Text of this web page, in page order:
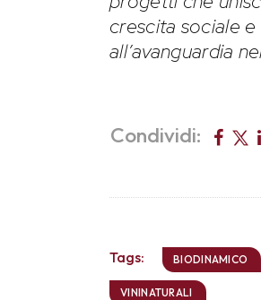
crescita sociale
all’avanguardia
Condividi:
Tags: BIODINAMICO
VININATURALI